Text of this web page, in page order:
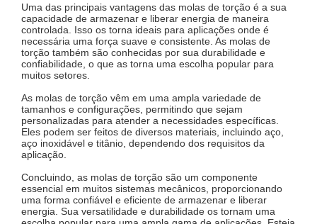
Uma das principais vantagens das molas de torção é a sua
capacidade de armazenar e liberar energia de maneira
controlada. Isso os torna ideais para aplicações onde é
necessária uma força suave e consistente. As molas de
torção também são conhecidas por sua durabilidade e
confiabilidade, o que as torna uma escolha popular para
muitos setores.
As molas de torção vêm em uma ampla variedade de
tamanhos e configurações, permitindo que sejam
personalizadas para atender a necessidades específicas.
Eles podem ser feitos de diversos materiais, incluindo aço,
aço inoxidável e titânio, dependendo dos requisitos da
aplicação.
Concluindo, as molas de torção são um componente
essencial em muitos sistemas mecânicos, proporcionando
uma forma confiável e eficiente de armazenar e liberar
energia. Sua versatilidade e durabilidade os tornam uma